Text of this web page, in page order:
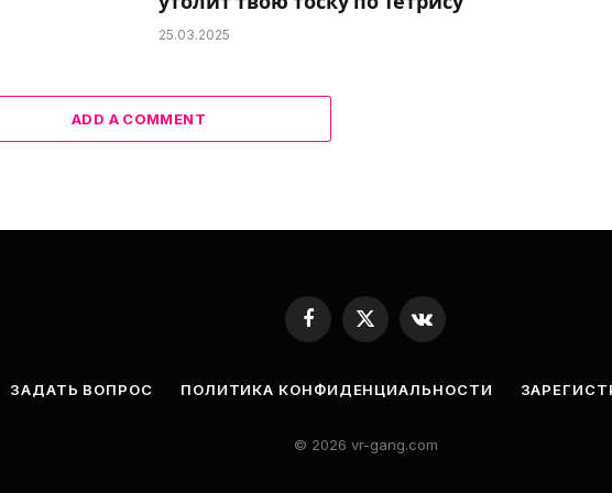
25.03.2025
ADD A COMMENT
Facebook
X
(Twitter)
VKontakte
ЗАДАТЬ ВОПРОС ПОЛИТИКА КОНФИДЕНЦИАЛЬНОСТИ
© 2026 vr-gang.com